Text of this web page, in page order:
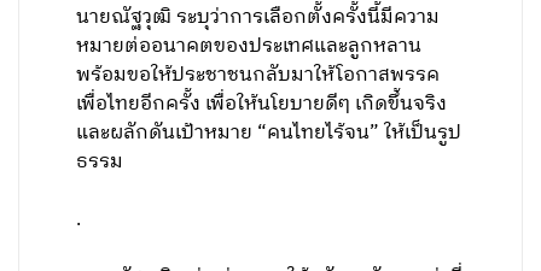
นายณัฐวุฒิ ระบุว่าการเลือกตั้งครั้งนี้มีความ
หมายต่ออนาคตของประเทศและลูกหลาน
พร้อมขอให้ประชาชนกลับมาให้โอกาสพรรค
เพื่อไทยอีกครั้ง เพื่อให้นโยบายดีๆ เกิดขึ้นจริง
และผลักดันเป้าหมาย “คนไทยไร้จน” ให้เป็นรูป
ธรรม
.